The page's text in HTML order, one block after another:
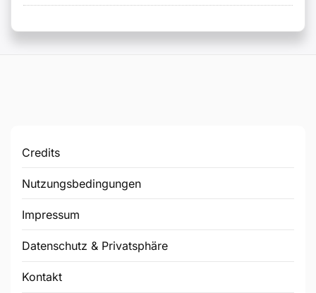
Credits
Nutzungsbedingungen
Impressum
Datenschutz & Privatsphäre
Kontakt